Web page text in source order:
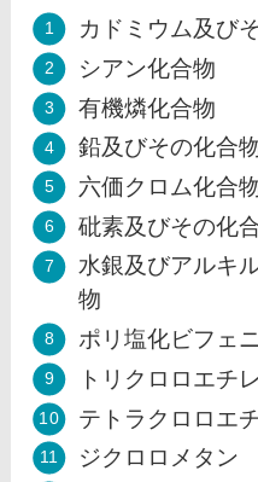
カドミウム及び
シアン化合物
有機燐化合物
鉛及びその化合
六価クロム化合
砒素及びその化
水銀及びアルキ
物
ポリ塩化ビフェ
トリクロロエチ
テトラクロロエ
ジクロロメタン